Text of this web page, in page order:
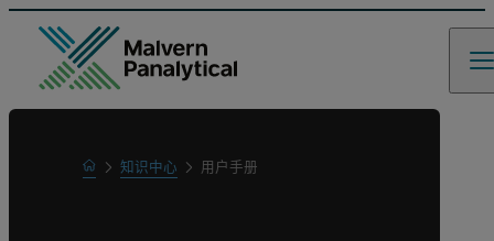
Home
Learn
知识中心 用户手册